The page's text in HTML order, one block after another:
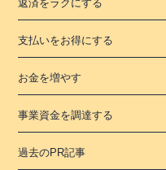
返済をラクにする
支払いをお得にする
お金を増やす
事業資金を調達する
過去のPR記事